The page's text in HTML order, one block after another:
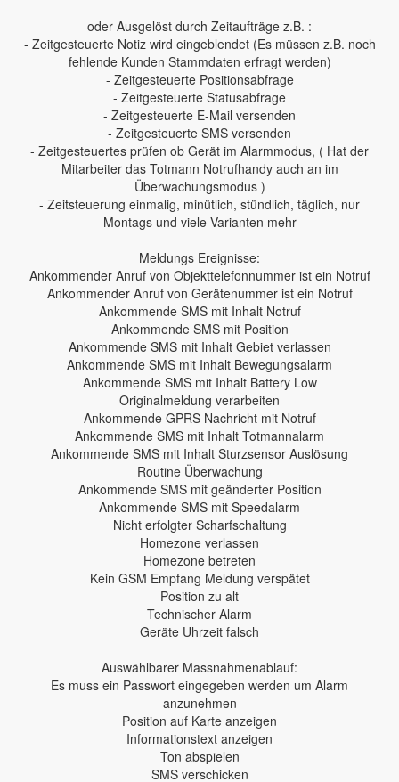
oder Ausgelöst durch Zeitaufträge z.B. :
- Zeitgesteuerte Notiz wird eingeblendet (Es müssen z.B. noch
fehlende Kunden Stammdaten erfragt werden)
- Zeitgesteuerte Positionsabfrage
- Zeitgesteuerte Statusabfrage
- Zeitgesteuerte E-Mail versenden
- Zeitgesteuerte SMS versenden
- Zeitgesteuertes prüfen ob Gerät im Alarmmodus, ( Hat der
Mitarbeiter das Totmann Notrufhandy auch an im
Überwachungsmodus )
- Zeitsteuerung einmalig, minütlich, stündlich, täglich, nur
Montags und viele Varianten mehr
Meldungs Ereignisse:
Ankommender Anruf von Objekttelefonnummer ist ein Notruf
Ankommender Anruf von Gerätenummer ist ein Notruf
Ankommende SMS mit Inhalt Notruf
Ankommende SMS mit Position
Ankommende SMS mit Inhalt Gebiet verlassen
Ankommende SMS mit Inhalt Bewegungsalarm
Ankommende SMS mit Inhalt Battery Low
Originalmeldung verarbeiten
Ankommende GPRS Nachricht mit Notruf
Ankommende SMS mit Inhalt Totmannalarm
Ankommende SMS mit Inhalt Sturzsensor Auslösung
Routine Überwachung
Ankommende SMS mit geänderter Position
Ankommende SMS mit Speedalarm
Nicht erfolgter Scharfschaltung
Homezone verlassen
Homezone betreten
Kein GSM Empfang Meldung verspätet
Position zu alt
Technischer Alarm
Geräte Uhrzeit falsch
Auswählbarer Massnahmenablauf:
Es muss ein Passwort eingegeben werden um Alarm
anzunehmen
Position auf Karte anzeigen
Informationstext anzeigen
Ton abspielen
SMS verschicken